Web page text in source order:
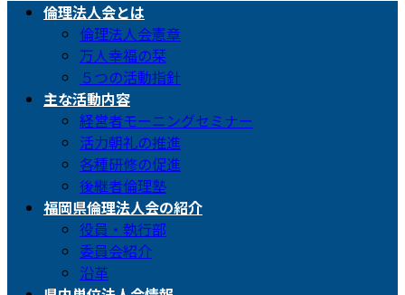
倫理法人会とは
倫理法人会憲章
万人幸福の栞
５つの活動指針
主な活動内容
経営者モーニングセミナー
活力朝礼の推進
各種研修の促進
後継者倫理塾
福岡県倫理法人会の紹介
役員・執行部
委員会紹介
沿革